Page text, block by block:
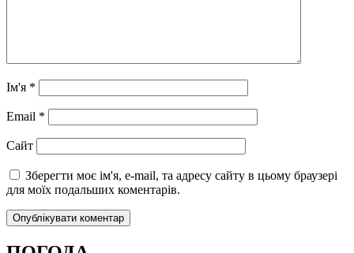
Ім'я *
Email *
Сайт
Зберегти моє ім'я, e-mail, та адресу сайту в цьому браузері
для моїх подальших коментарів.